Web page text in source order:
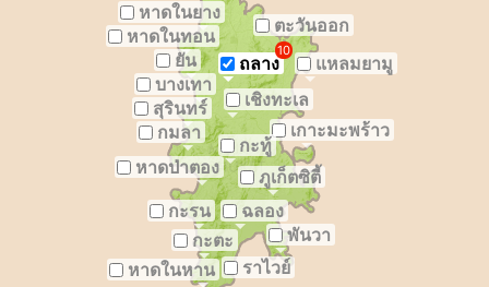
หาดในยาง
ตะวันออก
หาดในทอน
ยัน
ถลาง
10
บางเทา
แหลมยามู
เชิงทะเล
สุรินทร์
กมลา
เกาะมะพร้าว
กะทู้
หาดป่าตอง
ภูเก็ตซิตี้
ฉลอง
กะรน
พันวา
กะตะ
ราไวย์
หาดในหาน